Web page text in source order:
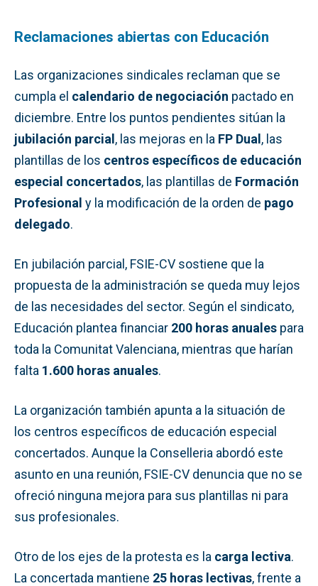
Reclamaciones abiertas con Educación
Las organizaciones sindicales reclaman que se
cumpla el calendario de negociación pactado en
diciembre. Entre los puntos pendientes sitúan la
jubilación parcial, las mejoras en la FP Dual, las
plantillas de los centros específicos de educación
especial concertados, las plantillas de Formación
Profesional y la modificación de la orden de pago
delegado.
En jubilación parcial, FSIE-CV sostiene que la
propuesta de la administración se queda muy lejos
de las necesidades del sector. Según el sindicato,
Educación plantea financiar 200 horas anuales para
toda la Comunitat Valenciana, mientras que harían
falta 1.600 horas anuales.
La organización también apunta a la situación de
los centros específicos de educación especial
concertados. Aunque la Conselleria abordó este
asunto en una reunión, FSIE-CV denuncia que no se
ofreció ninguna mejora para sus plantillas ni para
sus profesionales.
Otro de los ejes de la protesta es la carga lectiva.
La concertada mantiene 25 horas lectivas, frente a